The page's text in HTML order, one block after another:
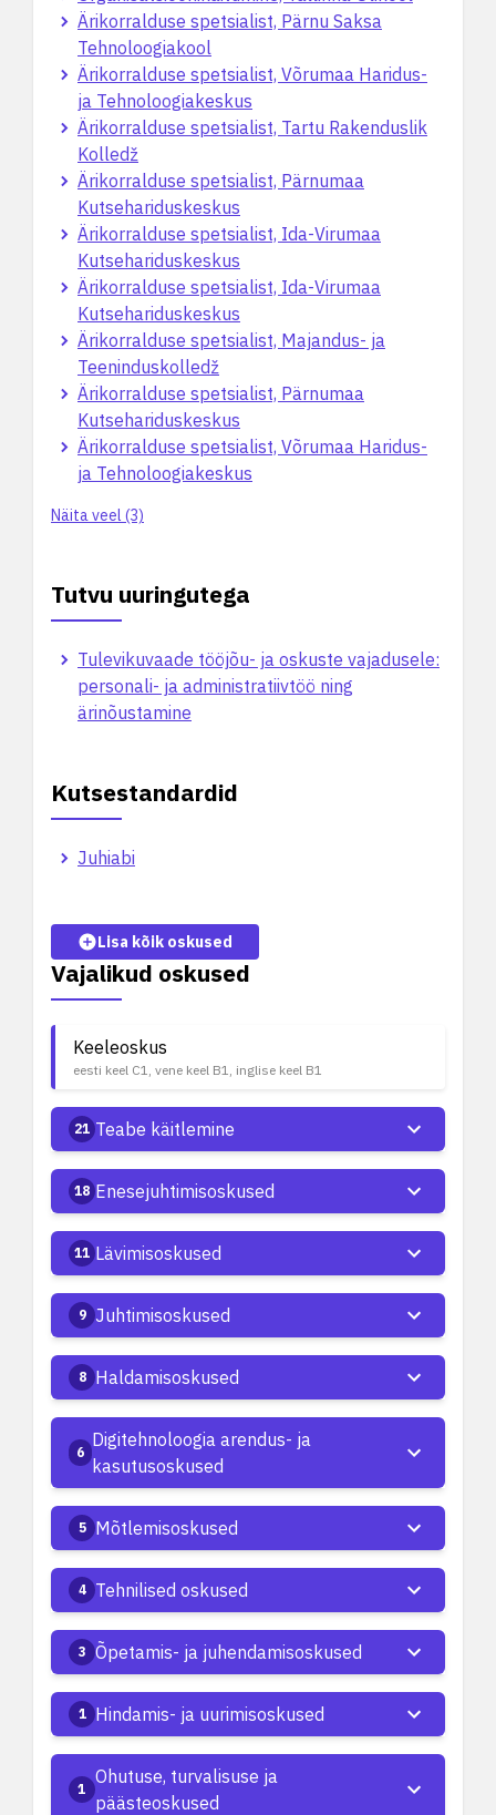
Ärikorralduse spetsialist, Pärnu Saksa
Tehnoloogiakool
Ärikorralduse spetsialist, Võrumaa Haridus-
ja Tehnoloogiakeskus
Ärikorralduse spetsialist, Tartu Rakenduslik
Kolledž
Ärikorralduse spetsialist, Pärnumaa
Kutsehariduskeskus
Ärikorralduse spetsialist, Ida-Virumaa
Kutsehariduskeskus
Ärikorralduse spetsialist, Ida-Virumaa
Kutsehariduskeskus
Ärikorralduse spetsialist, Majandus- ja
Teeninduskolledž
Ärikorralduse spetsialist, Pärnumaa
Kutsehariduskeskus
Ärikorralduse spetsialist, Võrumaa Haridus-
ja Tehnoloogiakeskus
Näita veel (3)
Tutvu uuringutega
Tulevikuvaade tööjõu- ja oskuste vajadusele:
personali- ja administratiivtöö ning
ärinõustamine
Kutsestandardid
Juhiabi
Vajalikud oskused
Lisa kõik oskused
Keeleoskus
eesti keel C1, vene keel B1, inglise keel B1
21 Teabe käitlemine
18 Enesejuhtimisoskused
11 Lävimisoskused
9 Juhtimisoskused
8 Haldamisoskused
6
Digitehnoloogia arendus- ja
kasutusoskused
5 Mõtlemisoskused
4 Tehnilised oskused
3 Õpetamis- ja juhendamisoskused
1 Hindamis- ja uurimisoskused
1
Ohutuse, turvalisuse ja
päästeoskused